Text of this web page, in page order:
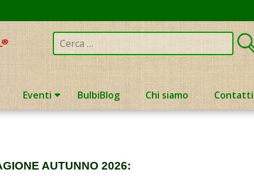
Cerca:
Eventi BulbiBlog Chi siamo Contatti
AUTUNNO 2026: